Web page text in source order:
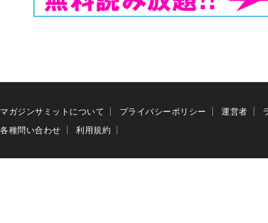
マガジンサミットについて プライバシーポリシー 運営者
各種問い合わせ
利用規約